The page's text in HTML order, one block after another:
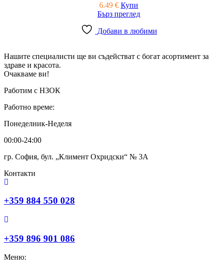
6.49 € Купи
Бърз преглед
Добави в любими
Нашите специалисти ще ви съдействат с богат асортимент за
здраве и красота.
Очакваме ви!
Работим с НЗОК
Работно време:
Понеделник-Неделя
00:00-24:00
гр. София, бул. „Климент Охридски“ № 3A
Контакти
+359 884 550 028
+359 896 901 086
Меню: